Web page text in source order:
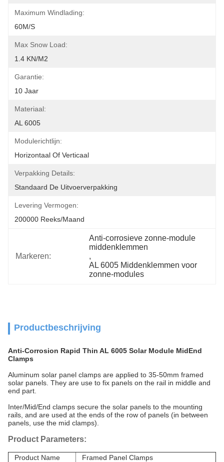
Maximum Windlading:
60M/S
Max Snow Load:
1.4 KN/m2
Garantie:
10 Jaar
Materiaal:
AL 6005
Modulerichtlijn:
Horizontaal Of Verticaal
Verpakking Details:
Standaard De Uitvoerverpakking
Levering Vermogen:
200000 Reeks/maand
Markeren:
Anti-corrosieve zonne-module
middenklemmen
,
AL 6005 Middenklemmen voor
zonne-modules
Productbeschrijving
Anti-Corrosion Rapid Thin AL 6005 Solar Module MidEnd
Clamps
Aluminum solar panel clamps are applied to 35-50mm framed
solar panels. They are use to fix panels on the rail in middle and
end part.
Inter/Mid/End clamps secure the solar panels to the mounting
rails, and are used at the ends of the row of panels (in between
panels, use the mid clamps).
Product Parameters:
Product Name
Framed Panel Clamps